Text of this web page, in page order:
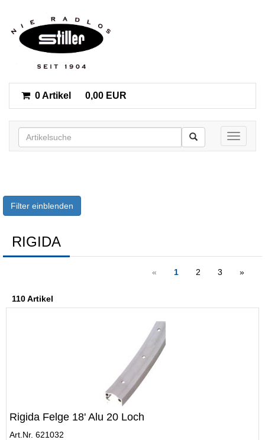
0 Artikel 0,00 EUR
Toggle
Filter einblenden
RIGIDA
« 1 2 3 »
110 Artikel
Rigida Felge 18' Alu 20 Loch
Art.Nr. 621032